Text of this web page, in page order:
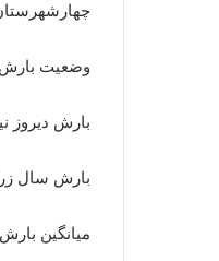
چهارشهرستان
وضعیت بارش
بارش دیروز
بارش سال زراعی
میانگین بارش بلندمدت 119.7 میلیمتر و